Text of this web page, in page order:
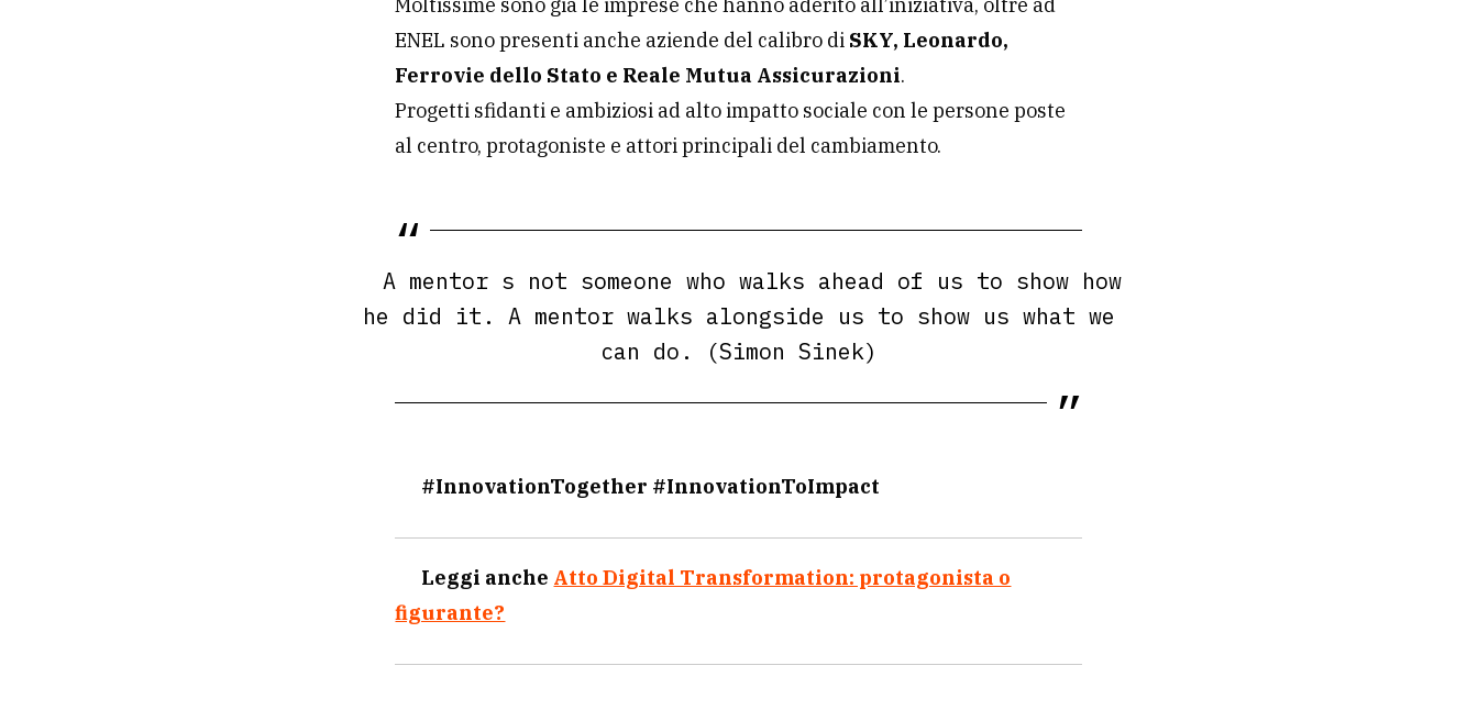
“Share Your Talent” (SYT) è la piattaforma digitale che permette di
incontrare Manager e Startup. Sposando il valore e l’ideale di co-
innovazione alcuni partner di SYT comeEggUp, Skipsolabshanno
ulteriormente arricchito il valore del progetto OPEN ITALY, non solo sulla
approccio in totale sinergia con il
consorzio ELIS per i prossimi sei mesi.
Moltissime sono già le imprese che hanno aderito all’iniziativa, oltre ad
ENEL sono presenti anche aziende del calibro diSKY, Leonardo,
A mentor s not someone who walks ahead of us to show how
he did it. A mentor walks alongside us to show us what we
can do. (Simon Sinek)